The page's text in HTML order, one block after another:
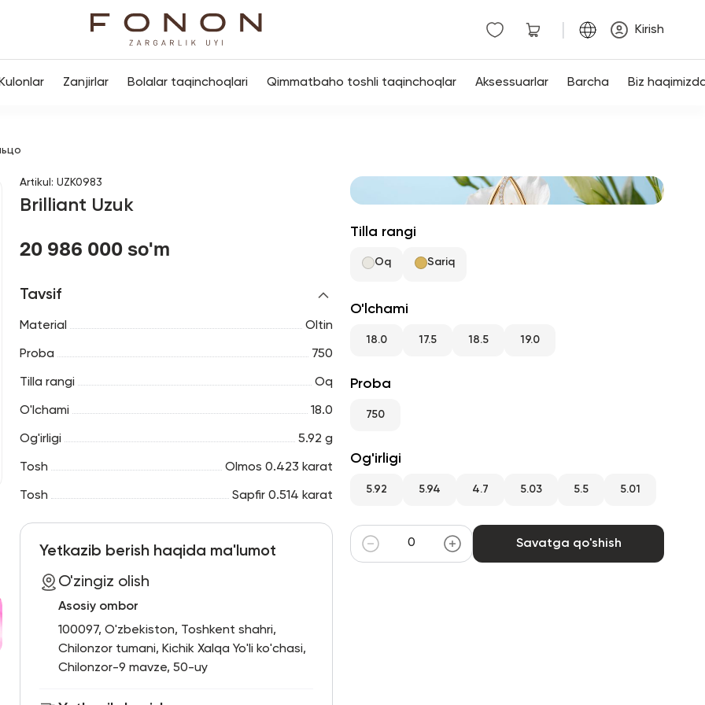
Kirish
Kulonlar Zanjirlar Bolalar taqinchoqlari Qimmatbaho toshli taqinchoqlar Aksessuarlar Barcha Biz
Artikul : UZK0983
Brilliant Uzuk
20 986 000 so'm
Tavsif
Material Oltin
Proba 750
Tilla rangi Oq
O'lchami 18.0
Og'irligi 5.92 g
Tosh Olmos 0.423 karat
Tosh Sapfir 0.514 karat
Yetkazib berish haqida ma'lumot
O'zingiz olish
Asosiy ombor
100097, O'zbekiston, Toshkent shahri,
Chilonzor tumani, Kichik Xalqa Yo'li ko'chasi,
Chilonzor-9 mavze, 50-uy
Tilla rangi
Oq Sariq
O'lchami
18.0 17.5 18.5 19.0
Proba
750
Og'irligi
5.92 5.94 4.7 5.03 5.5 5.01
Savatga qo'shish